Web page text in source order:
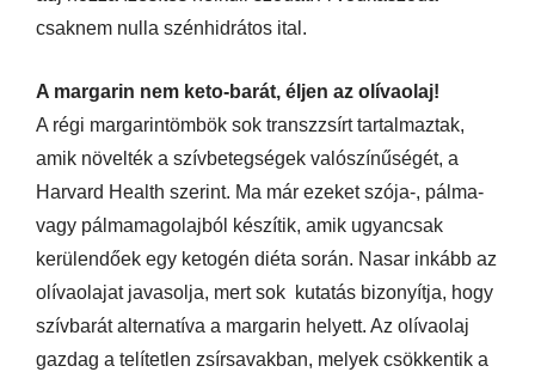
csaknem nulla szénhidrátos ital.
A margarin nem keto-barát, éljen az olívaolaj!
A régi margarintömbök sok transzzsírt tartalmaztak,
amik növelték a szívbetegségek valószínűségét, a
Harvard Health szerint. Ma már ezeket szója-, pálma-
vagy pálmamagolajból készítik, amik ugyancsak
kerülendőek egy ketogén diéta során. Nasar inkább az
olívaolajat javasolja, mert sok kutatás bizonyítja, hogy
szívbarát alternatíva a margarin helyett. Az olívaolaj
gazdag a telítetlen zsírsavakban, melyek csökkentik a